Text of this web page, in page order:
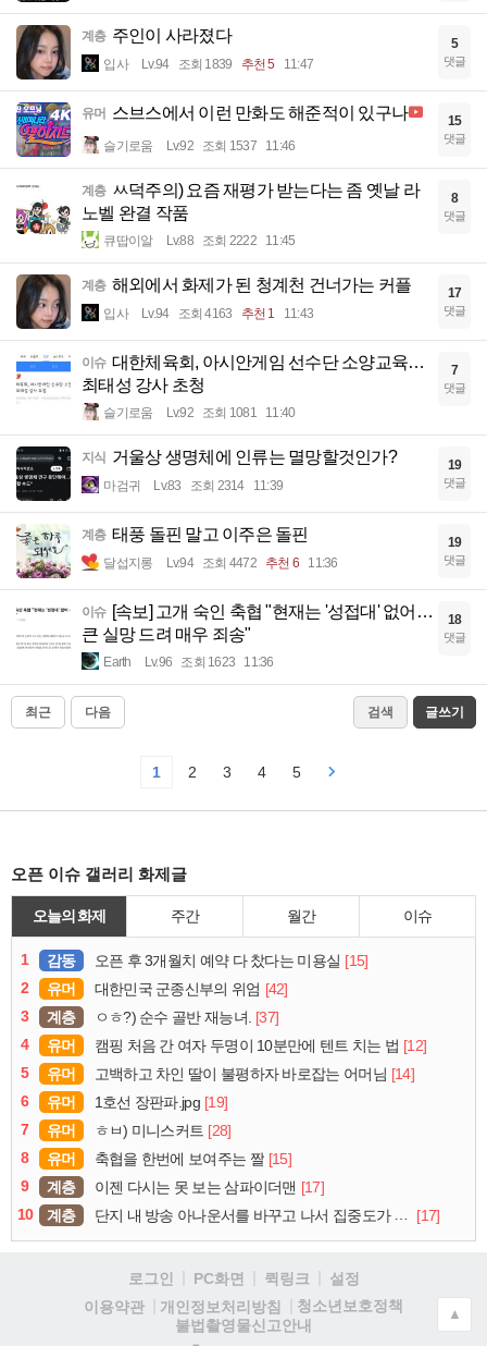
계층 주인이 사라졌다
입사 Lv.94 조회 1839 추천 5 11:47
5
댓글
유머 스브스에서 이런 만화도 해준적이 있구나
슬기로움 Lv.92 조회 1537 11:46
15
댓글
계층 ㅆ덕주의) 요즘 재평가 받는다는 좀 옛날 라
노벨 완결 작품
큐땁이알 Lv.88 조회 2222 11:45
8
댓글
계층 해외에서 화제가 된 청계천 건너가는 커플
입사 Lv.94 조회 4163 추천 1 11:43
17
댓글
이슈 대한체육회, 아시안게임 선수단 소양교육…
최태성 강사 초청
슬기로움 Lv.92 조회 1081 11:40
7
댓글
지식 거울상 생명체에 인류는 멸망할것인가?
마검귀 Lv.83 조회 2314 11:39
19
댓글
계층 태풍 돌핀 말고 이주은 돌핀
달섭지롱 Lv.94 조회 4472 추천 6 11:36
19
댓글
이슈 [속보] 고개 숙인 축협 "현재는 '성접대' 없어…
큰 실망 드려 매우 죄송"
Earth Lv.96 조회 1623 11:36
18
댓글
최근 다음 검색 글쓰기
1 2 3 4 5
오픈 이슈 갤러리 화제글
오늘의 화제 주간 월간 이슈
1 감동 오픈 후 3개월치 예약 다 찼다는 미용실 [15]
2
유머 대한민국 군종신부의 위엄 [42]
3
계층 ㅇㅎ?) 순수 골반 재능녀. [37]
4
유머 캠핑 처음 간 여자 두명이 10분만에 텐트 치는 법 [12]
5
유머 고백하고 차인 딸이 불평하자 바로잡는 어머님 [14]
6
유머 1호선 장판파.jpg [19]
7
유머 ㅎㅂ) 미니스커트 [28]
8
유머 축협을 한번에 보여주는 짤 [15]
9
계층 이젠 다시는 못 보는 삼파이더맨 [17]
10
계층 단지 내 방송 아나운서를 바꾸고 나서 집중도가 확 올라갔다는 한 아파트의 안내방송 [17]
로그인 PC화면 퀵링크
설정
이용약관
개인정보처리방침
청소년보호정책
불법촬영물신고안내
▲